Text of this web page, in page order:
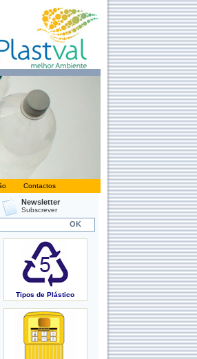
Contactos
Newsletter
Subscrever
Tipos de Plástico